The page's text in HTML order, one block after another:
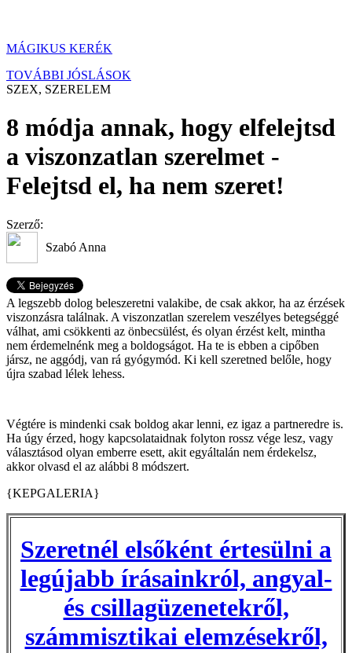
MÁGIKUS KERÉK
TOVÁBBI JÓSLÁSOK
SZEX, SZERELEM
8 módja annak, hogy elfelejtsd
a viszonzatlan szerelmet -
Felejtsd el, ha nem szeret!
Szerző:
Szabó Anna
A legszebb dolog beleszeretni valakibe, de csak akkor, ha az érzések
viszonzásra találnak. A viszonzatlan szerelem veszélyes betegséggé
válhat, ami csökkenti az önbecsülést, és olyan érzést kelt, mintha
nem érdemelnénk meg a boldogságot. Ha te is ebben a cipőben
jársz, ne aggódj, van rá gyógymód. Ki kell szeretned belőle, hogy
újra szabad lélek lehess.
Végtére is mindenki csak boldog akar lenni, ez igaz a partneredre is.
Ha úgy érzed, hogy kapcsolataidnak folyton rossz vége lesz, vagy
választásod olyan emberre esett, akit egyáltalán nem érdekelsz,
akkor olvasd el az alábbi 8 módszert.
{KEPGALERIA}
Szeretnél elsőként értesülni a
legújabb írásainkról, angyal-
és csillagüzenetekről,
számmisztikai elemzésekről,